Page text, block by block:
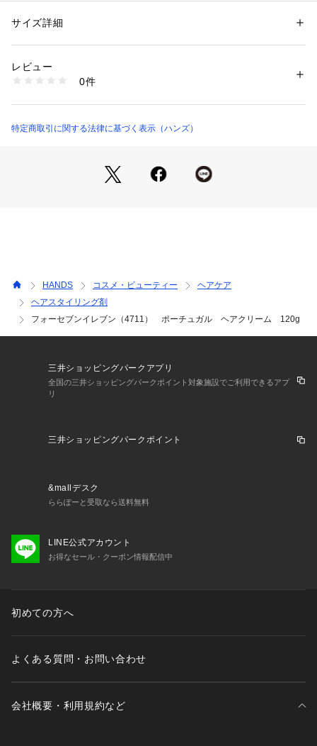
・やわらかなヘアスタイルが持続します。
・香料は天然の植物素材だけでつくられています。
・「ポーチュガル」は大航海時代、ヨーロッパにオレンジを伝
広告文責：株式会社ハンズ 0120-992-344
注意事項
性別：レディース
商品番号：
4903018473094 （ショップ）
サイズ詳細
レビュー
0件
特定商取引に関する法律に基づく表示（ハンズ）
HANDS コスメ・ビューティー
ヘアケア
ヘアスタイリング剤
フォーセブンイレブン（4711） ポーチュガル ヘアクリーム 120g
三井ショッピングパークアプリ
全国の三井ショッピングパークポイント対象施設でご利用できるアプ
リ
三井ショッピングパークポイント
&mallデスク
ららぽーと受取なら送料無料
LINE公式アカウント
お得なセール・クーポン情報配信中
初めての方へ
よくある質問・お問い合わせ
会社概要・利用規約など